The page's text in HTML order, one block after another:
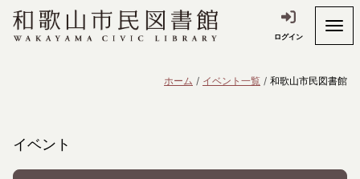
ログイン
ホーム イベント一覧 和歌山市民図書館
イベント